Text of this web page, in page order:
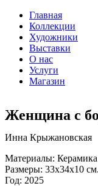
Главная
Коллекции
Художники
Выставки
О нас
Услуги
Магазин
Женщина с
Инна Крыжановская
Материалы: Керамика
Размеры: 33х34х10 см.
Год: 2025